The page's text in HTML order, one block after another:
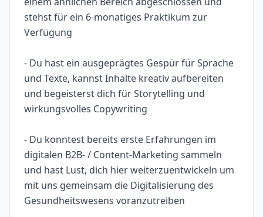
stehst für ein 6-monatiges Praktikum zur
Verfügung
- Du hast ein ausgeprägtes Gespür für Sprache
und Texte, kannst Inhalte kreativ aufbereiten
und begeisterst dich für Storytelling und
wirkungsvolles Copywriting
- Du konntest bereits erste Erfahrungen im
digitalen B2B- / Content-Marketing sammeln
und hast Lust, dich hier weiterzuentwickeln um
mit uns gemeinsam die Digitalisierung des
Gesundheitswesens voranzutreiben